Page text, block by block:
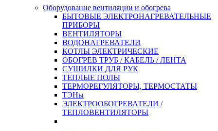
Оборудование вентиляции и обогрева
БЫТОВЫЕ ЭЛЕКТРОНАГРЕВАТЕЛЬНЫЕ
ПРИБОРЫ
ВЕНТИЛЯТОРЫ
ВОДОНАГРЕВАТЕЛИ
КОТЛЫ ЭЛЕКТРИЧЕСКИЕ
ОБОГРЕВ ТРУБ / КАБЕЛЬ / ЛЕНТА
СУШИЛКИ ДЛЯ РУК
ТЕПЛЫЕ ПОЛЫ
ТЕРМОРЕГУЛЯТОРЫ, ТЕРМОСТАТЫ
ТЭНы
ЭЛЕКТРООБОГРЕВАТЕЛИ /
ТЕПЛОВЕНТИЛЯТОРЫ